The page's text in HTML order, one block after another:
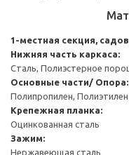
1-местная секция,
Нижняя часть каркаса:
Сталь, Полиэстерное
Основные части/ Опора:
Полипропилен, Полиэтилен
Крепежная планка:
Оцинкованная сталь
Зажим:
Нержавеющая сталь